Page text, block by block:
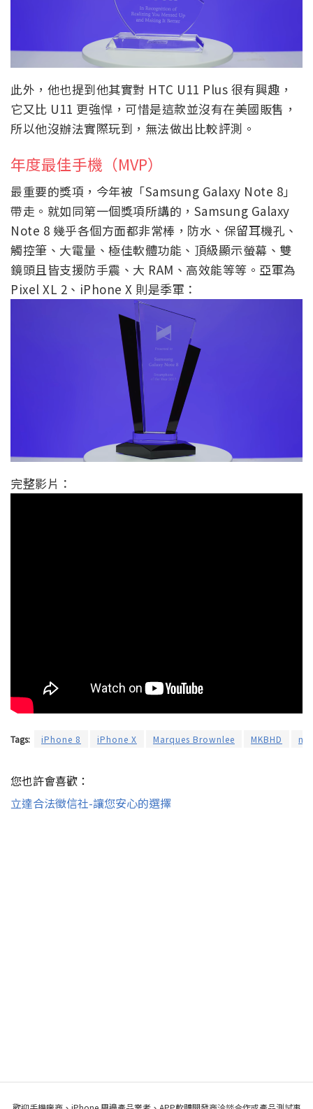
此外，他也提到他其實對 HTC U11 Plus 很有興趣，
它又比 U11 更強悍，可惜是這款並沒有在美國販售，
所以他沒辦法實際玩到，無法做出比較評測。
年度最佳手機（MVP）
最重要的獎項，今年被「Samsung Galaxy Note 8」
帶走。就如同第一個獎項所講的，Samsung Galaxy
Note 8 幾乎各個方面都非常棒，防水、保留耳機孔、
觸控筆、大電量、極佳軟體功能、頂級顯示螢幕、雙
鏡頭且皆支援防手震、大 RAM、高效能等等。亞軍為
Pixel XL 2、iPhone X 則是季軍：
完整影片：
Tags: iPhone 8 iPhone X Marques Brownlee MKBHD
您也許會喜歡：
立達合法徵信社-讓您安心的選擇